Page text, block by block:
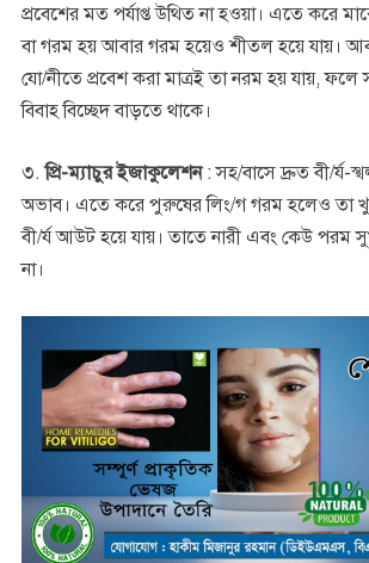
প্রবেশের মত পর্যাপ্ত উথিত না হওয়া। এতে করে
বা গরম হয় আবার গরম হয়েও শীতল হয়ে যায়।
যো/নীতে প্রবেশ করা মাত্রই তা নরম হয় যায়, ফলে
বিবাহ বিচ্ছেদ বাড়তে থাকে।
৩.প্রি-ম্যাচুর ইজাকুলেশন: সহ/বাসে দ্রুত বী/র্য-
অভাব। এতে করে পুরুষের লিং/গ গরম হলেও তা
বী/র্য আউট হয়ে যায়। তাতে নারী এবং কেউ পরম
না।